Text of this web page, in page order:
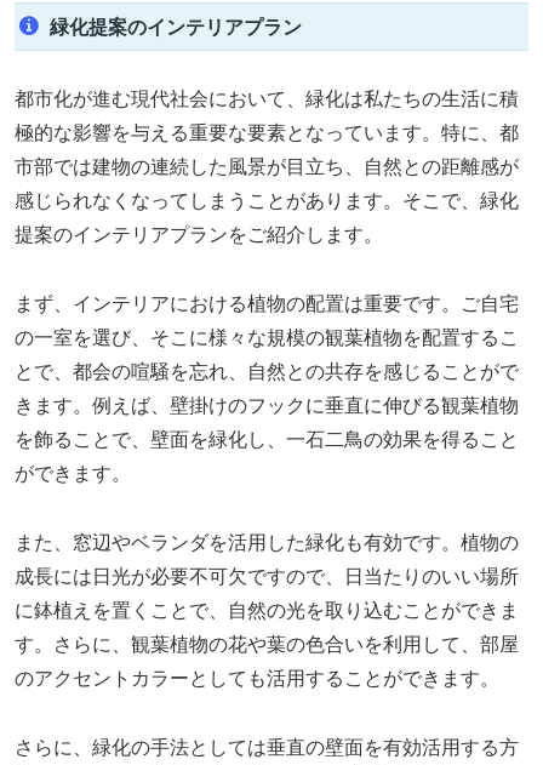
緑化提案のインテリアプラン
都市化が進む現代社会において、緑化は私たちの生活に積
極的な影響を与える重要な要素となっています。特に、都
市部では建物の連続した風景が目立ち、自然との距離感が
感じられなくなってしまうことがあります。そこで、緑化
提案のインテリアプランをご紹介します。
まず、インテリアにおける植物の配置は重要です。ご自宅
の一室を選び、そこに様々な規模の観葉植物を配置するこ
とで、都会の喧騒を忘れ、自然との共存を感じることがで
きます。例えば、壁掛けのフックに垂直に伸びる観葉植物
を飾ることで、壁面を緑化し、一石二鳥の効果を得ること
ができます。
また、窓辺やベランダを活用した緑化も有効です。植物の
成長には日光が必要不可欠ですので、日当たりのいい場所
に鉢植えを置くことで、自然の光を取り込むことができま
す。さらに、観葉植物の花や葉の色合いを利用して、部屋
のアクセントカラーとしても活用することができます。
さらに、緑化の手法としては垂直の壁面を有効活用する方